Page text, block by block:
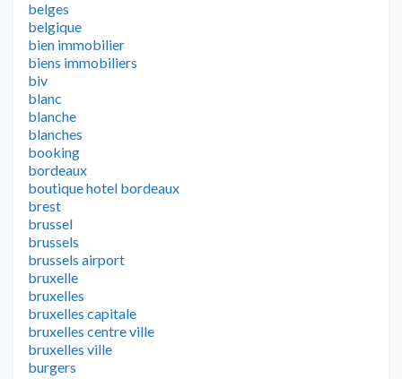
belges
belgique
bien immobilier
biens immobiliers
biv
blanc
blanche
blanches
booking
bordeaux
boutique hotel bordeaux
brest
brussel
brussels
brussels airport
bruxelle
bruxelles
bruxelles capitale
bruxelles centre ville
bruxelles ville
burgers